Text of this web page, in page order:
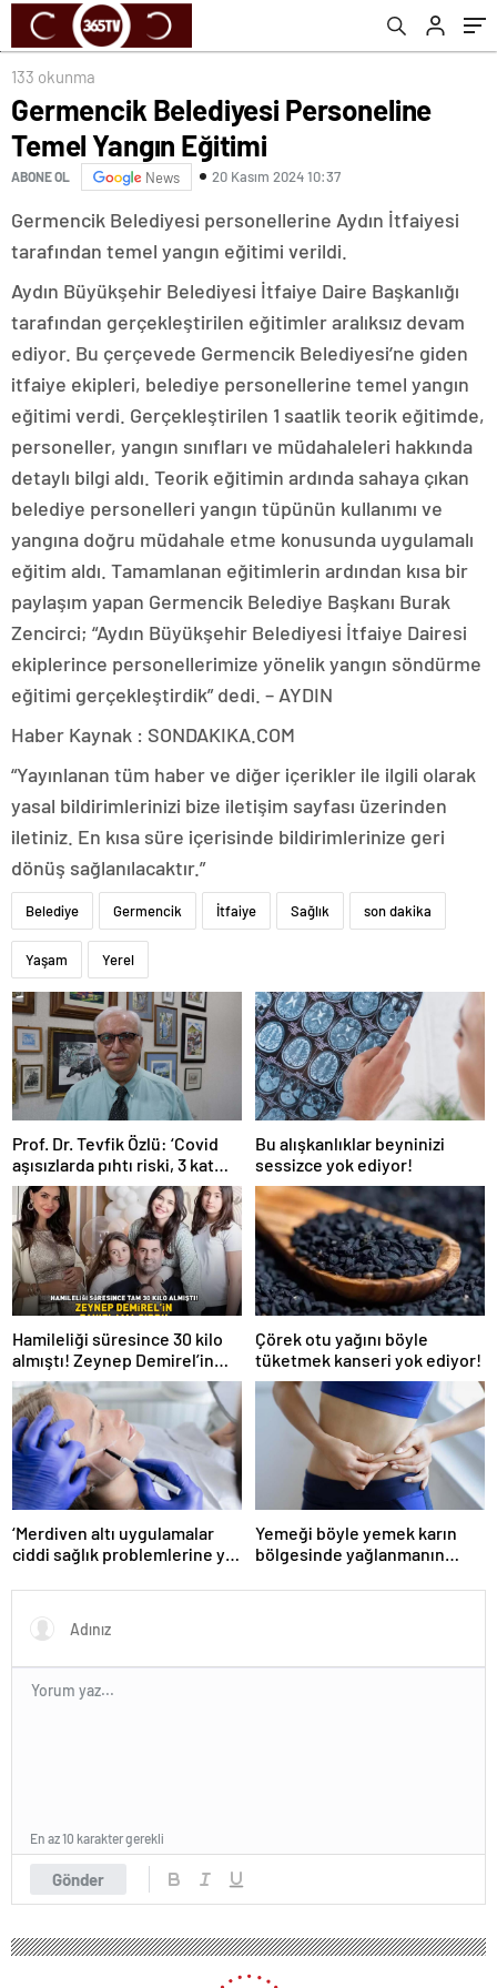
133 okunma
Germencik Belediyesi Personeline
Temel Yangın Eğitimi
ABONE OL News 20 Kasım 2024 10:37
Germencik Belediyesi personellerine Aydın İtfaiyesi
tarafından temel yangın eğitimi verildi.
Aydın Büyükşehir Belediyesi İtfaiye Daire Başkanlığı
tarafından gerçekleştirilen eğitimler aralıksız devam
ediyor. Bu çerçevede Germencik Belediyesi’ne giden
itfaiye ekipleri, belediye personellerine temel yangın
eğitimi verdi. Gerçekleştirilen 1 saatlik teorik eğitimde,
personeller, yangın sınıfları ve müdahaleleri hakkında
detaylı bilgi aldı. Teorik eğitimin ardında sahaya çıkan
belediye personelleri yangın tüpünün kullanımı ve
yangına doğru müdahale etme konusunda uygulamalı
eğitim aldı. Tamamlanan eğitimlerin ardından kısa bir
paylaşım yapan Germencik Belediye Başkanı Burak
Zencirci; “Aydın Büyükşehir Belediyesi İtfaiye Dairesi
ekiplerince personellerimize yönelik yangın söndürme
eğitimi gerçekleştirdik” dedi. – AYDIN
Haber Kaynak : SONDAKIKA.COM
“Yayınlanan tüm haber ve diğer içerikler ile ilgili olarak
yasal bildirimlerinizi bize iletişim sayfası üzerinden
iletiniz. En kısa süre içerisinde bildirimlerinize geri
dönüş sağlanılacaktır.”
Belediye Germencik İtfaiye Sağlık son dakika
Yaşam Yerel
Prof. Dr. Tevfik Özlü: ‘Covid
aşısızlarda pıhtı riski, 3 kat
daha fazla’
Bu alışkanlıklar beyninizi
sessizce yok ediyor!
Hamileliği süresince 30 kilo
almıştı! Zeynep Demirel’in
zayıflama sırrı! MUCİZEVİ
ETKİ!
Çörek otu yağını böyle
tüketmek kanseri yok ediyor!
‘Merdiven altı uygulamalar
ciddi sağlık problemlerine yol
Yemeği böyle yemek karın
bölgesinde yağlanmanın
Gönder
En az 10 karakter gerekli